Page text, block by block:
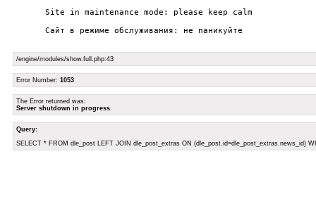
/engine/modules/show.full.php:43
Error Number: 1053
The Error returned was:
Server shutdown in progress
Query:
SELECT * FROM dle_post LEFT JOIN dle_post_extras ON (dle_post.id=dle_post_extras.news_id)